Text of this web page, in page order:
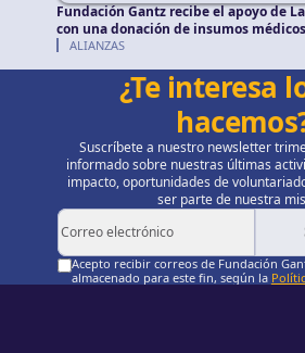
Fundación Gantz recibe el apoyo de
con una donación de insumos
ALIANZAS
¿Te interesa
Suscríbete a nuestro newsletter
informado sobre nuestras últimas
impacto, oportunidades de
ser parte de nuestra
Acepto recibir correos de Fundación
almacenado para este fin, según la